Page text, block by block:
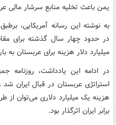
یمن باعث تخلیه منابع سرشار مالی
به نوشته این رسانه آمریکایی،
در حدود چهار سال گذشته برای
میلیارد دلار هزینه برای عربستان به
در ادامه این یادداشت، روزنامه
استراتژی عربستان در قبال ایران
هزینه یک میلیارد دلاری می‌توان
برابر ایران اثرگذار بود.